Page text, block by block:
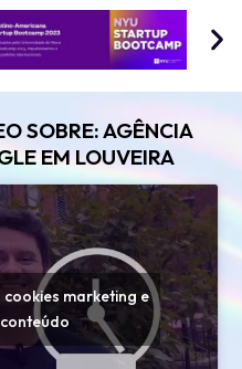
SOBRE: AGÊNCIA
EM LOUVEIRA
marketing e